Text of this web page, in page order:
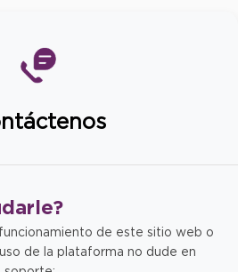
de este sitio web o
de la plataforma no dude en